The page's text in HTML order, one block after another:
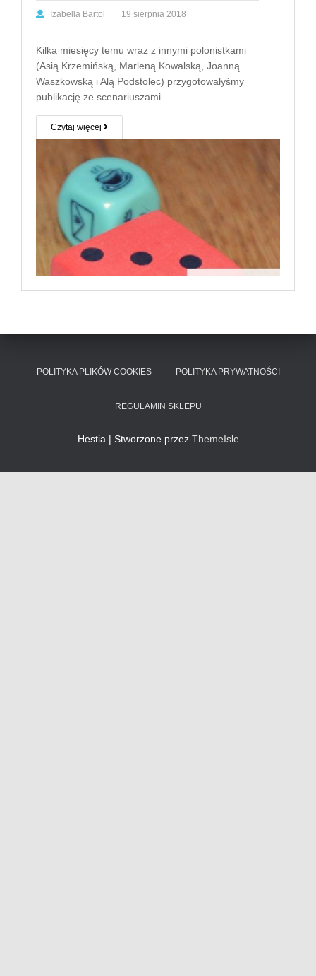
Izabella Bartol 19 sierpnia 2018
Kilka miesięcy temu wraz z innymi polonistkami
(Asią Krzemińską, Marleną Kowalską, Joanną
Waszkowską i Alą Podstolec) przygotowałyśmy
publikację ze scenariuszami…
Czytaj więcej
POLITYKA PLIKÓW COOKIES POLITYKA PRYWATNOŚCI
REGULAMIN SKLEPU
Hestia | Stworzone przez ThemeIsle